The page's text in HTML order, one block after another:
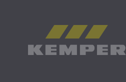
DE| AT Sprachwechsler